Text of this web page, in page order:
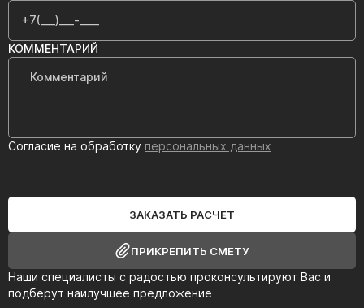
Наши специалисты с радостью проконсультируют Вас и
подберут наилучшее предложение
КОММЕНТАРИЙ
Согласие на обработку персональных данных
ЗАКАЗАТЬ РАСЧЕТ
ПРИКРЕПИТЬ СМЕТУ